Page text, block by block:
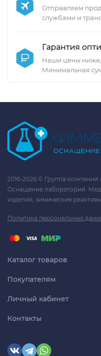
Отправляем
службами и
Гарантия
Наши цены ниже,
Минимальная
2016-2026 © Группа
Оснащение лабораторий.
изделия, химические
Политика персональных
Каталог товаров
Покупателям
Личный кабинет
Контакты